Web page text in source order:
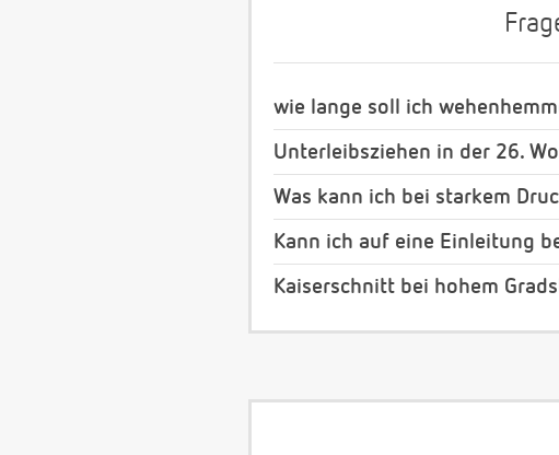
wie lange soll ich
Unterleibsziehen in der 26.
Was kann ich bei starkem
Kann ich auf eine Einleitung
Kaiserschnitt bei hohem